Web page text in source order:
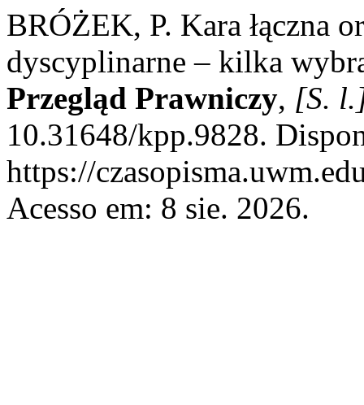
BRÓŻEK, P. Kara łączna
dyscyplinarne – kilka
Przegląd Prawniczy, [S.
10.31648/kpp.9828.
https://
Acesso em: 8 sie. 2026.